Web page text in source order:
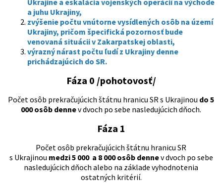
Ukrajine a eskalácia vojenských operácií na východe
a juhu Ukrajiny,
zvýšenie počtu vnútorne vysídlených osôb na území
Ukrajiny, pričom špecifická pozornosť bude
venovaná situácii v Zakarpatskej oblasti,
výrazný nárast počtu ľudí z Ukrajiny denne
prichádzajúcich do SR.
Fáza 0 /pohotovosť/
Počet osôb prekračujúcich štátnu hranicu SR s Ukrajinou do 5
000 osôb dennev dvoch po sebe nasledujúcich dňoch.
Fáza 1
Počet osôb prekračujúcich štátnu hranicu SR
s Ukrajinou medzi 5 000 a 8 000 osôb dennev dvoch po sebe
nasledujúcich dňoch alebo na základe vyhodnotenia
ostatných kritérií.